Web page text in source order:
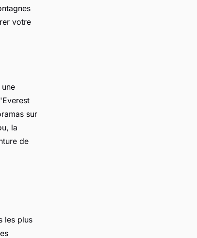
votre
sur
la
de
les plus